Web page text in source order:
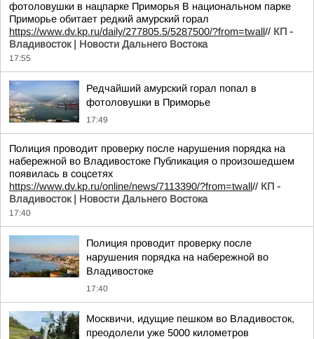
фотоловушки в нацпарке Приморья В национальном парке
Приморье обитает редкий амурский горал
https://www.dv.kp.ru/daily/277805.5/5287500/?from=twall// КП -
Владивосток | Новости Дальнего Востока
17:55
Редчайший амурский горал попал в
фотоловушки в Приморье
17:49
Полиция проводит проверку после нарушения порядка на
набережной во Владивостоке Публикация о произошедшем
появилась в соцсетях
https://www.dv.kp.ru/online/news/7113390/?from=twall// КП -
Владивосток | Новости Дальнего Востока
17:40
Полиция проводит проверку после
нарушения порядка на набережной во
Владивостоке
17:40
Москвичи, идущие пешком во Владивосток,
преодолели уже 5000 километров